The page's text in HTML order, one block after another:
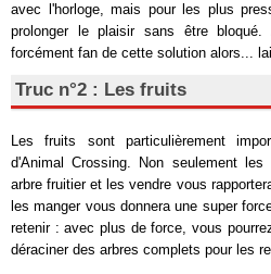
avec l'horloge, mais pour les plus
prolonger le plaisir sans être
forcément fan de cette solution alors...
Truc n°2 : Les fruits
Les fruits sont particulièrement
d'Animal Crossing. Non seulement
arbre fruitier et les vendre vous
les manger vous donnera une super
retenir : avec plus de force, vous
déraciner des arbres complets pour les